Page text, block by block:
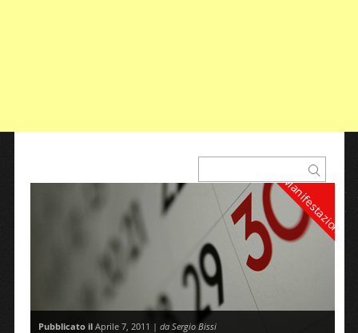
Manifestazioni
Pubblicato ilAprile 7, 2011 | da Sergio Bissi